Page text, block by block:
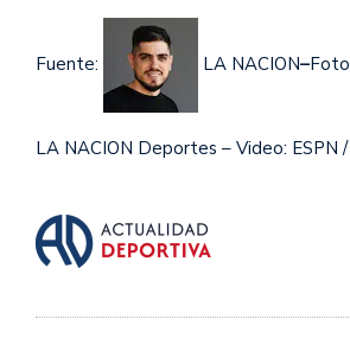
Fuente: LA NACION–
LA NACION Deportes – Video: ESPN /